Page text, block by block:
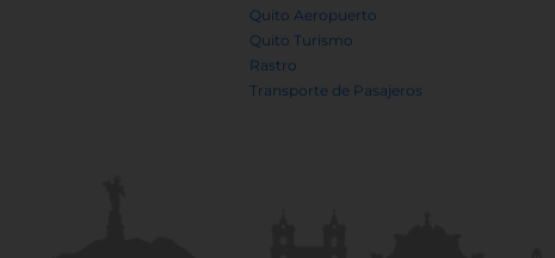
Quito Aeropuerto
Quito Turismo
Rastro
Transporte de Pasajeros